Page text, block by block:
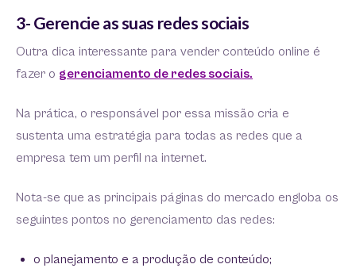
3- Gerencie as suas redes sociais
Outra dica interessante para vender conteúdo online é
fazer o gerenciamento de redes sociais.
Na prática, o responsável por essa missão cria e
sustenta uma estratégia para todas as redes que a
empresa tem um perfil na internet.
Nota-se que as principais páginas do mercado engloba os
seguintes pontos no gerenciamento das redes:
o planejamento e a produção de conteúdo;